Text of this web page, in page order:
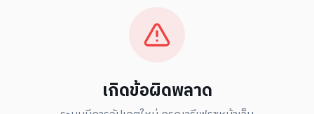
เกิดข้อผิดพลาด